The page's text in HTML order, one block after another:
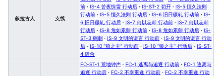
叙拉古人 支线
前 · IS-4 苦夜惊雷 行动后 · IS-ST-2 切开 · IS-5 恒久法则
行动前 · IS-5 恒久法则 行动后 · IS-6 旧日碾轧 行动前 · IS-
6 旧日碾轧 行动后 · IS-7 何以忘却 行动前 · IS-7 何以忘却
行动后 · IS-8 危如累卵 行动前 · IS-8 危如累卵 行动后 · IS-
ST-3 剜刺 · IS-9 文明的谎言 行动前 · IS-9 文明的谎言 行动
后 · IS-10 “狼之主” 行动前 · IS-10 “狼之主” 行动后 · IS-ST-
4 缝合
FC-ST-1 荒地钟声 · FC-1 逃离与追逐 行动前 · FC-1 逃离与
追逐 行动后 · FC-2 不幸重逢 行动前 · FC-2 不幸重逢 行动